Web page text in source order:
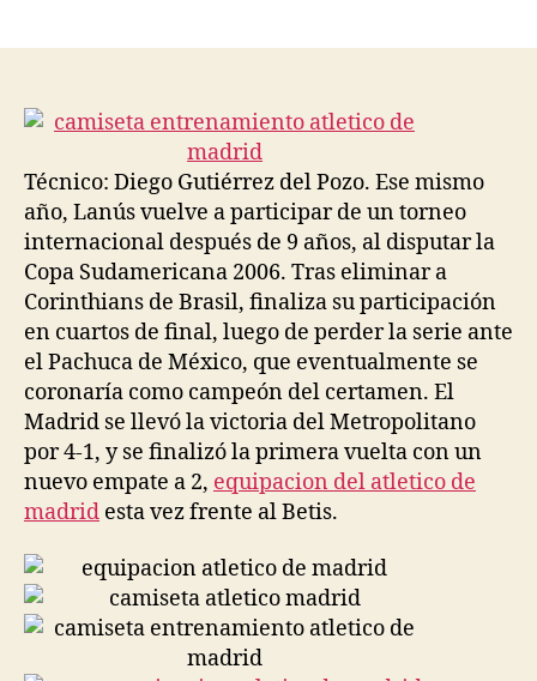
Técnico: Diego Gutiérrez del Pozo. Ese mismo
año, Lanús vuelve a participar de un torneo
internacional después de 9 años, al disputar la
Copa Sudamericana 2006. Tras eliminar a
Corinthians de Brasil, finaliza su participación
en cuartos de final, luego de perder la serie ante
el Pachuca de México, que eventualmente se
coronaría como campeón del certamen. El
Madrid se llevó la victoria del Metropolitano
por 4-1, y se finalizó la primera vuelta con un
nuevo empate a 2, equipacion del atletico de
madrid esta vez frente al Betis.